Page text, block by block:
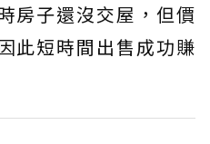
房子還沒交屋，但價
此短時間出售成功賺